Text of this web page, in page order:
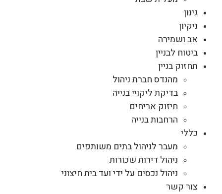
גינון
ניקיון
אב ושמירה
ביטוח לבניין
תחזוק בניין
מהנדס חברת ניהול
בדיקת ליקויי בנייה
חיזוק אריחים
הרחבות בנייה
כללי
מעבר לניהול בתים משותפים
ניהול דירות שכורות
ניהול נכסים על ידי ועד בית חיצוני
צור קשר